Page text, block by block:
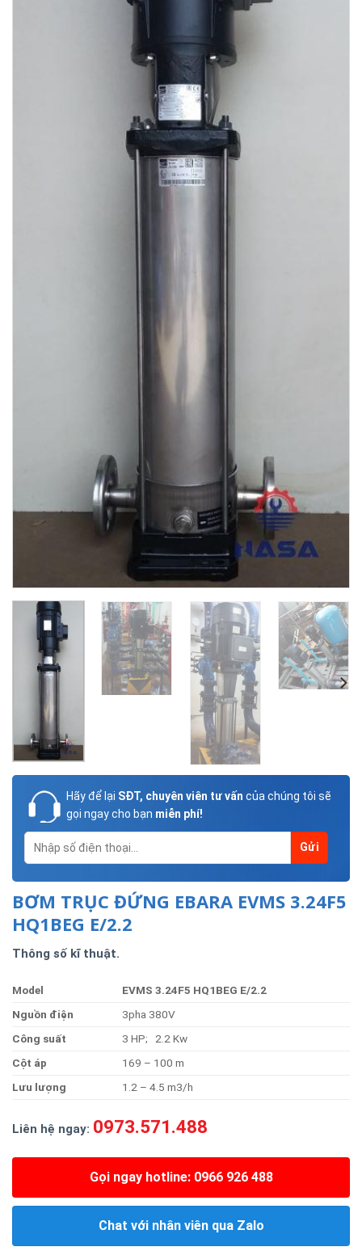
Hãy để lại SĐT, chuyên viên tư vấn của chúng tôi sẽ
gọi ngay cho bạn miễn phí!
BƠM TRỤC ĐỨNG EBARA EVMS 3.24F5
HQ1BEG E/2.2
Thông số kĩ thuật.
Model
EVMS 3.24F5 HQ1BEG E/2.2
Nguồn điện
3pha 380V
Công suất
3 HP; 2.2 Kw
Cột áp
169 – 100 m
Lưu lượng 1.2 – 4.5 m3/h
Liên hệ ngay: 0973.571.488
Gọi ngay hotline: 0966 926 488
Chat với nhân viên qua Zalo